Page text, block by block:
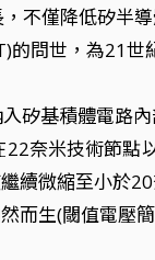
不僅降低矽半
問世，為21世
矽基積體電路
奈米技術節
續微縮至小於
生(閾值電壓